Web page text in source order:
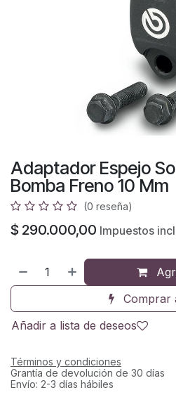
Adaptador Espejo
Bomba Freno 10 Mm
(0 reseña)
$ 290.000,00 Impuestos
Comprar
Añadir a lista de deseos
Términos y condiciones
Grantía de devolución de 30 días
Envío: 2-3 días hábiles